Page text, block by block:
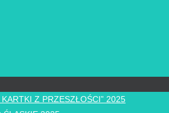
Z PRZESZŁOŚCI” 2025